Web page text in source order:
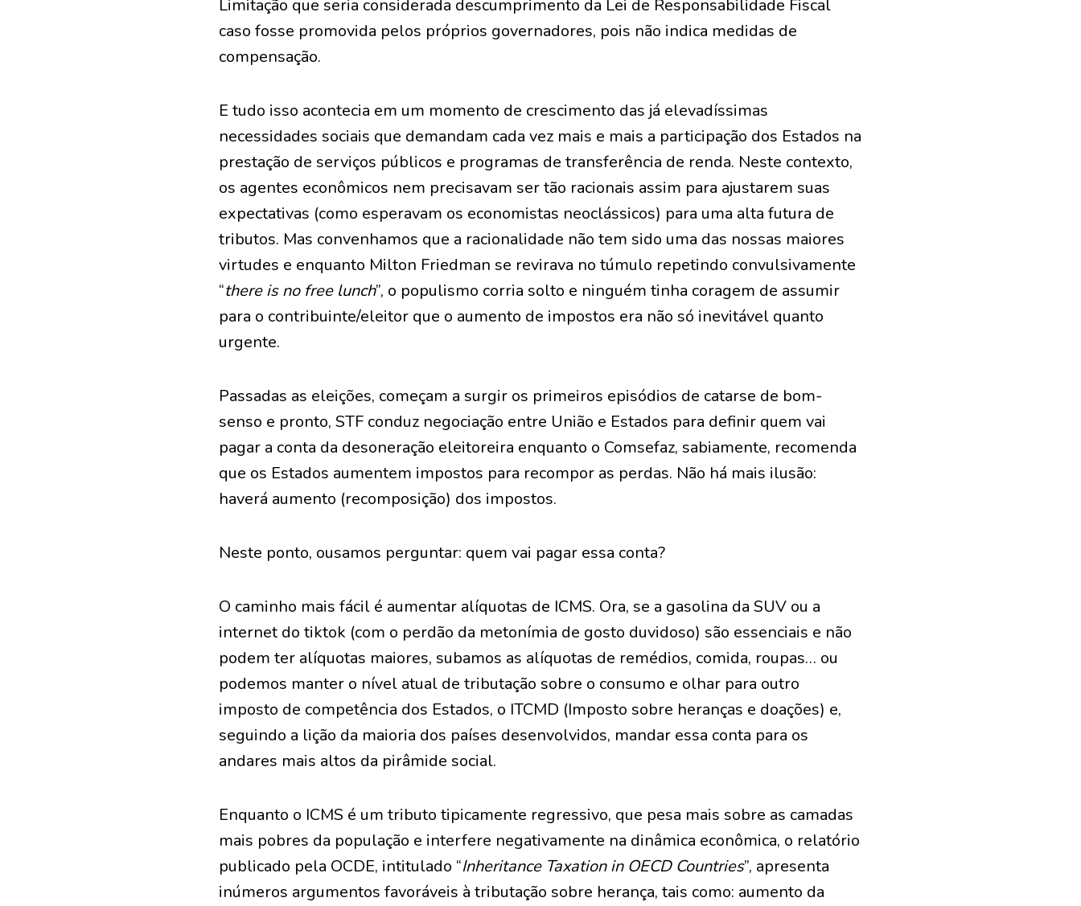
Limitação que seria considerada descumprimento da Lei de Responsabilidade Fiscal
caso fosse promovida pelos próprios governadores, pois não indica medidas de
compensação.
E tudo isso acontecia em um momento de crescimento das já elevadíssimas
necessidades sociais que demandam cada vez mais e mais a participação dos Estados na
prestação de serviços públicos e programas de transferência de renda. Neste contexto,
os agentes econômicos nem precisavam ser tão racionais assim para ajustarem suas
expectativas (como esperavam os economistas neoclássicos) para uma alta futura de
tributos. Mas convenhamos que a racionalidade não tem sido uma das nossas maiores
virtudes e enquanto Milton Friedman se revirava no túmulo repetindo convulsivamente
“there is no free lunch”, o populismo corria solto e ninguém tinha coragem de assumir
para o contribuinte/eleitor que o aumento de impostos era não só inevitável quanto
urgente.
Passadas as eleições, começam a surgir os primeiros episódios de catarse de bom-
senso e pronto, STF conduz negociação entre União e Estados para definir quem vai
pagar a conta da desoneração eleitoreira enquanto o Comsefaz, sabiamente, recomenda
que os Estados aumentem impostos para recompor as perdas. Não há mais ilusão:
haverá aumento (recomposição) dos impostos.
Neste ponto, ousamos perguntar: quem vai pagar essa conta?
O caminho mais fácil é aumentar alíquotas de ICMS. Ora, se a gasolina da SUV ou a
internet do tiktok (com o perdão da metonímia de gosto duvidoso) são essenciais e não
podem ter alíquotas maiores, subamos as alíquotas de remédios, comida, roupas… ou
podemos manter o nível atual de tributação sobre o consumo e olhar para outro
imposto de competência dos Estados, o ITCMD (Imposto sobre heranças e doações) e,
seguindo a lição da maioria dos países desenvolvidos, mandar essa conta para os
andares mais altos da pirâmide social.
Enquanto o ICMS é um tributo tipicamente regressivo, que pesa mais sobre as camadas
mais pobres da população e interfere negativamente na dinâmica econômica, o relatório
publicado pela OCDE, intitulado “Inheritance Taxation in OECD Countries”, apresenta
inúmeros argumentos favoráveis à tributação sobre herança, tais como: aumento da